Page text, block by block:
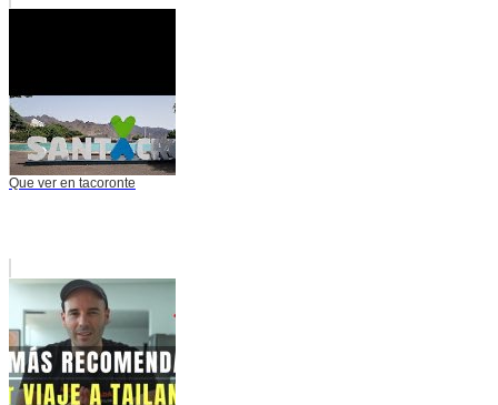
Que ver en tacoronte